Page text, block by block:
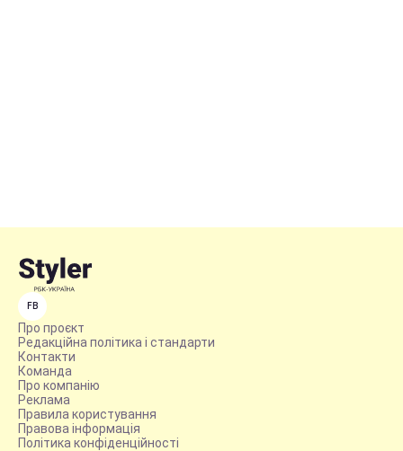
FB
Про проєкт
Редакційна політика і стандарти
Контакти
Команда
Про компанію
Реклама
Правила користування
Правова інформація
Політика конфіденційності